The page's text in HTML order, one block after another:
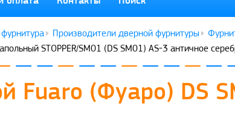
Производители дверной фурнитуры
STOPPER/SM01 (DS SM01) AS-3 античное
Fuaro (Фуаро) DS